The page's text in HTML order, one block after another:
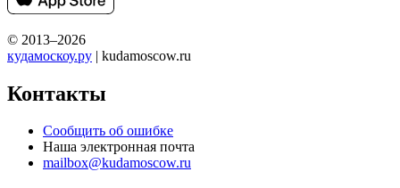
© 2013–2026
кудамоскоу.ру | kudamoscow.ru
Контакты
Сообщить об ошибке
Наша электронная почта
mailbox@kudamoscow.ru